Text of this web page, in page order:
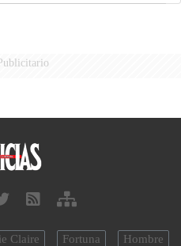
Claire Fortuna
Hombre